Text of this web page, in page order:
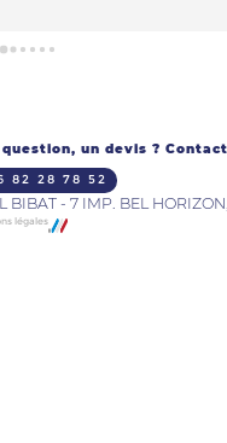
question, un devis ?
82 28 78 52
BIBAT - 7 IMP. BEL
légales